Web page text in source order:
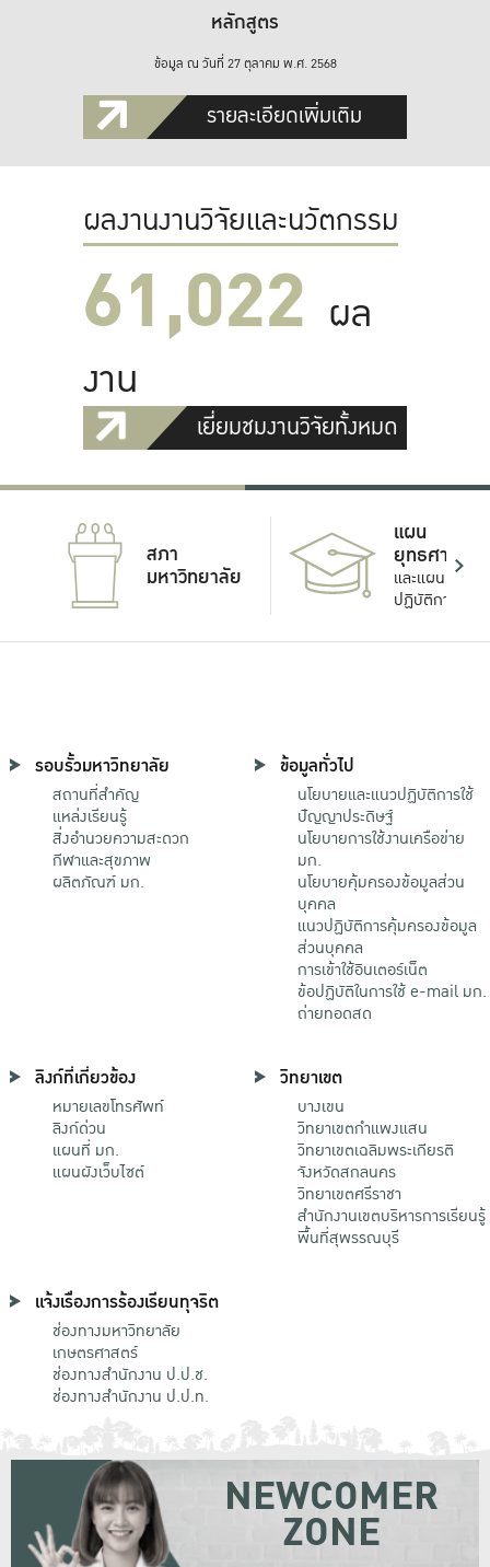
หลักสูตร
ข้อมูล ณ วันที่ 27 ตุลาคม พ.ศ. 2568
รายละเอียดเพิ่มเติม
ผลงานงานวิจัยและนวัตกรรม
61,022 ผล
งาน
เยี่ยมชมงานวิจัยทั้งหมด
สภา
มหาวิทยาลัย
แผน
ยุทธศาสตร์
และแผน
ปฏิบัติการ
รอบรั้วมหาวิทยาลัย
สถานที่สำคัญ
แหล่งเรียนรู้
สิ่งอำนวยความสะดวก
กีฬาและสุขภาพ
ผลิตภัณฑ์ มก.
ข้อมูลทั่วไป
นโยบายและแนวปฏิบัติการใช้
ปัญญาประดิษฐ์
นโยบายการใช้งานเครือข่าย
มก.
นโยบายคุ้มครองข้อมูลส่วน
บุคคล
แนวปฏิบัติการคุ้มครองข้อมูล
ส่วนบุคคล
การเข้าใช้อินเตอร์เน็ต
ข้อปฏิบัติในการใช้ e-mail มก.
ถ่ายทอดสด
ลิงก์ที่เกี่ยวข้อง
หมายเลขโทรศัพท์
ลิงก์ด่วน
แผนที่ มก.
แผนผังเว็บไซต์
วิทยาเขต
บางเขน
วิทยาเขตกําแพงแสน
วิทยาเขตเฉลิมพระเกียรติ
จังหวัดสกลนคร
วิทยาเขตศรีราชา
สำนักงานเขตบริหารการเรียนรู้
พื้นที่สุพรรณบุรี
แจ้งเรื่องการร้องเรียนทุจริต
ช่องทางมหาวิทยาลัย
เกษตรศาสตร์
ช่องทางสำนักงาน ป.ป.ช.
ช่องทางสำนักงาน ป.ป.ท.
NEWCOMER
ZONE